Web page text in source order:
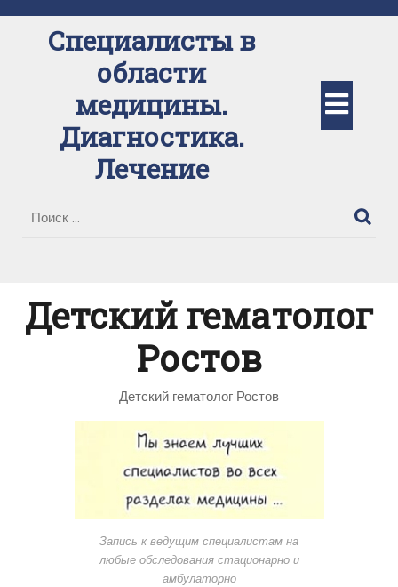
содержимомуСпециалисты в
области
медицины.
Диагностика.
Лечение
Детский гематолог
Ростов
Детский гематолог Ростов
Запись к ведущим специалистам на
любые обследования стационарно и
амбулаторно